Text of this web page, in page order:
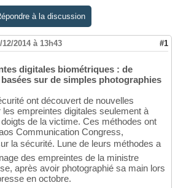
à la discussion
12/2014 à 13h43 #1
digitales biométriques : de
sur de simples photographies
ont découvert de nouvelles
empreintes digitales seulement à
de la victime. Ces méthodes ont
Communication Congress,
la sécurité. Lune de leurs méthodes a
des empreintes de la ministre
après avoir photographié sa main lors
en octobre.